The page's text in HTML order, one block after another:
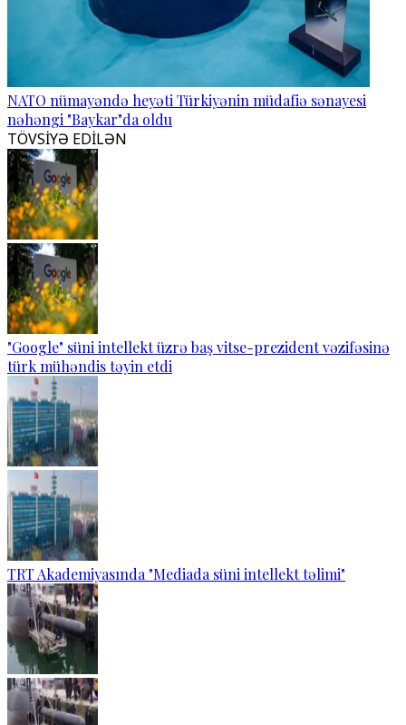
NATO nümayəndə heyəti Türkiyənin müdafiə sənayesi
nəhəngi "Baykar"da oldu
TÖVSİYƏ EDİLƏN
"Google" süni intellekt üzrə baş vitse-prezident vəzifəsinə
türk mühəndis təyin etdi
TRT Akademiyasında "Mediada süni intellekt təlimi"